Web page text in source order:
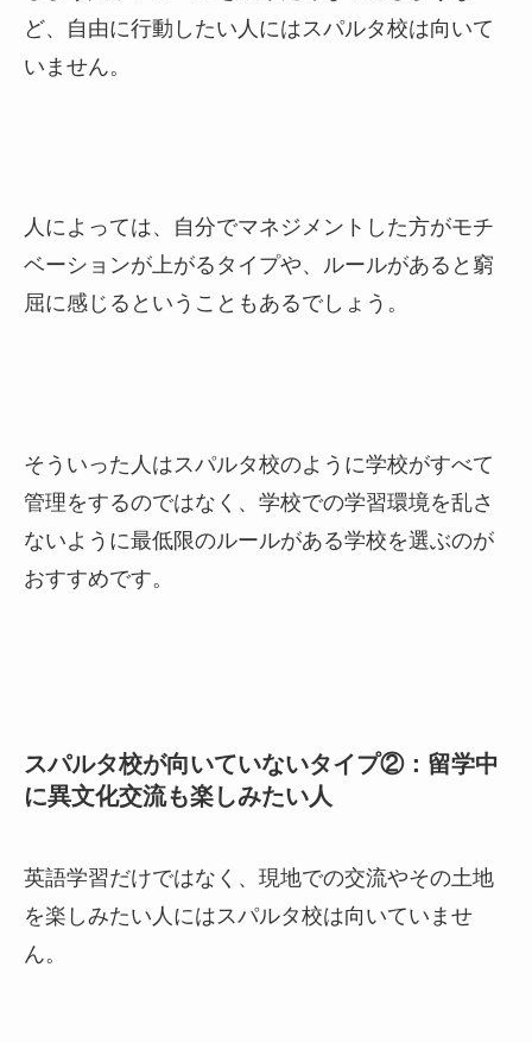
ど、自由に行動したい人にはスパルタ校は向いて
いません。
人によっては、自分でマネジメントした方がモチ
ベーションが上がるタイプや、ルールがあると窮
屈に感じるということもあるでしょう。
そういった人はスパルタ校のように学校がすべて
管理をするのではなく、学校での学習環境を乱さ
ないように最低限のルールがある学校を選ぶのが
おすすめです。
スパルタ校が向いていないタイプ②：留学中
に異文化交流も楽しみたい人
英語学習だけではなく、現地での交流やその土地
を楽しみたい人にはスパルタ校は向いていませ
ん。